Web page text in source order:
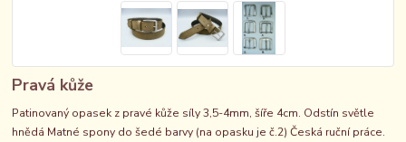
Pravá kůže
Patinovaný opasek z pravé kůže síly 3,5-4mm, šíře 4cm. Odstín světle
hnědá Matné spony do šedé barvy (na opasku je č.2) Česká ruční práce.